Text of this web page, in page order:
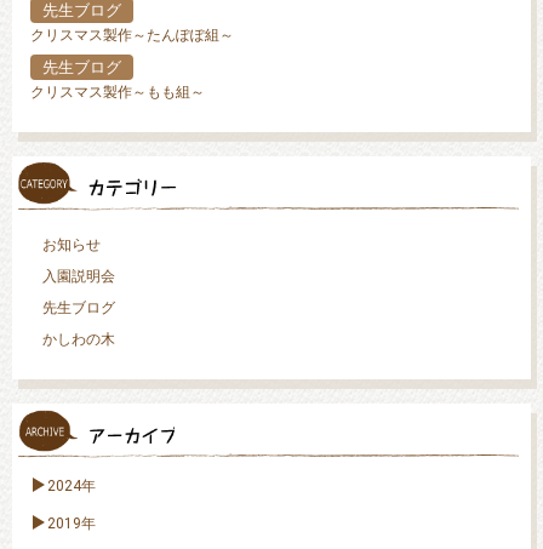
先生ブログ
クリスマス製作～たんぽぽ組～
先生ブログ
クリスマス製作～もも組～
お知らせ
入園説明会
先生ブログ
かしわの木
2024年
2019年